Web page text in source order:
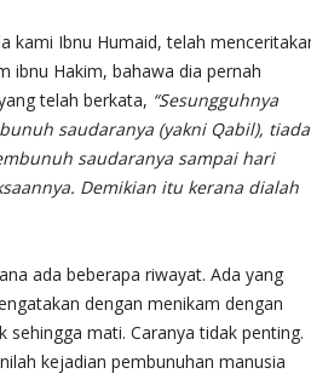
ibnu Hakim, bahawa dia pernah
telah berkata, “Sesungguhnya
saudaranya (yakni Qabil), tiada
saudaranya sampai hari
Demikian itu kerana dialah
ada beberapa riwayat. Ada yang
dengan menikam dengan
mati. Caranya tidak penting.
kejadian pembunuhan manusia